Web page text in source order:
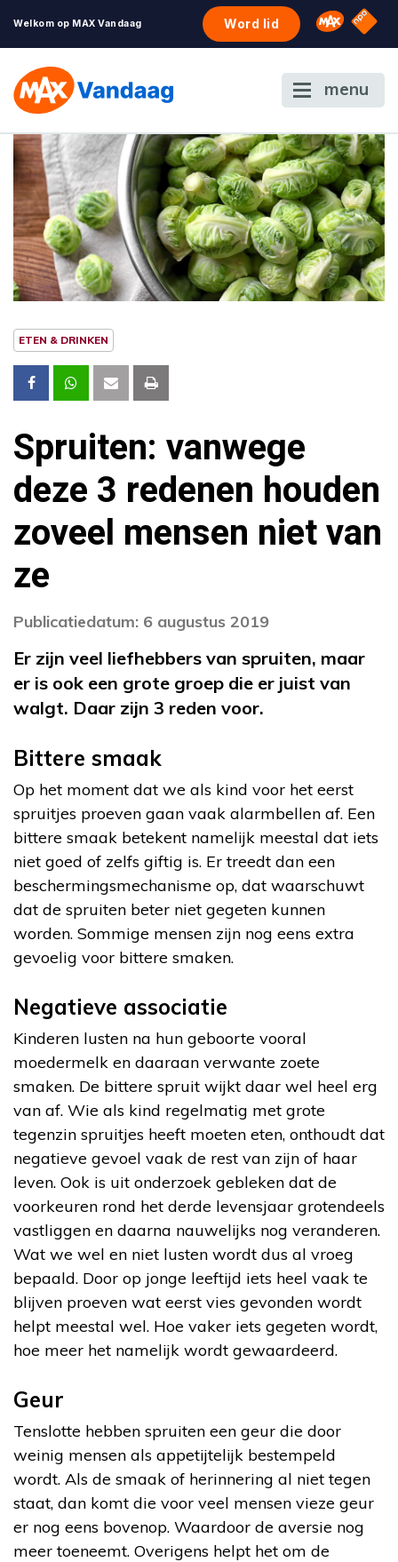
Welkom op MAX Vandaag Word lid Omroep
NPO
menu
ETEN & DRINKEN
Spruiten: vanwege
deze 3 redenen houden
zoveel mensen niet van
ze
Publicatiedatum: 6 augustus 2019
Er zijn veel liefhebbers van spruiten, maar
er is ook een grote groep die er juist van
walgt. Daar zijn 3 reden voor.
Bittere smaak
Op het moment dat we als kind voor het eerst
spruitjes proeven gaan vaak alarmbellen af. Een
bittere smaak betekent namelijk meestal dat iets
niet goed of zelfs giftig is. Er treedt dan een
beschermingsmechanisme op, dat waarschuwt
dat de spruiten beter niet gegeten kunnen
worden. Sommige mensen zijn nog eens extra
gevoelig voor bittere smaken.
Negatieve associatie
Kinderen lusten na hun geboorte vooral
moedermelk en daaraan verwante zoete
smaken. De bittere spruit wijkt daar wel heel erg
van af. Wie als kind regelmatig met grote
tegenzin spruitjes heeft moeten eten, onthoudt dat
negatieve gevoel vaak de rest van zijn of haar
leven. Ook is uit onderzoek gebleken dat de
voorkeuren rond het derde levensjaar grotendeels
vastliggen en daarna nauwelijks nog veranderen.
Wat we wel en niet lusten wordt dus al vroeg
bepaald. Door op jonge leeftijd iets heel vaak te
blijven proeven wat eerst vies gevonden wordt
helpt meestal wel. Hoe vaker iets gegeten wordt,
hoe meer het namelijk wordt gewaardeerd.
Geur
Tenslotte hebben spruiten een geur die door
weinig mensen als appetijtelijk bestempeld
wordt. Als de smaak of herinnering al niet tegen
staat, dan komt die voor veel mensen vieze geur
er nog eens bovenop. Waardoor de aversie nog
meer toeneemt. Overigens helpt het om de